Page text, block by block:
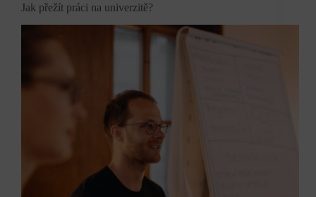
Jak přežít práci na univerzitě?